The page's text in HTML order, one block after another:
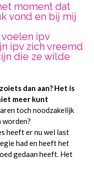
moment dat
vond en bij mij
ipv
ipv zich vreemd
die ze wilde
dan aan? Het is
meer kunt
toch noodzakelijk
worden?
heeft er nu wel last
had en heeft het
gedaan heeft. Het